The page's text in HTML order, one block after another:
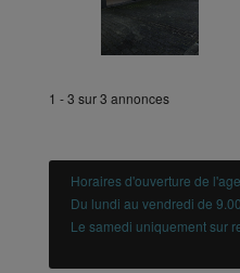
1 - 3 sur 3 annonces
Horaires d'ouverture de
Du lundi au vendredi de
Le samedi uniquement sur